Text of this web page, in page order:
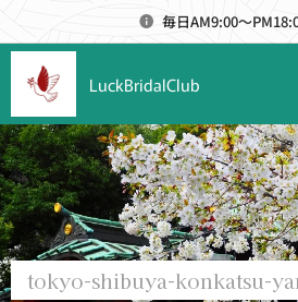
毎日AM9:00～
LuckBridalClub
tokyo-shibuya-konkatsu-